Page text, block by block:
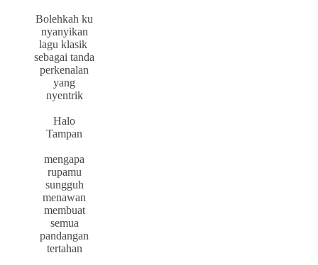
Bolehkah ku
nyanyikan
lagu klasik
sebagai tanda
perkenalan
yang
nyentrik
Halo
Tampan
mengapa
rupamu
sungguh
menawan
membuat
semua
pandangan
tertahan